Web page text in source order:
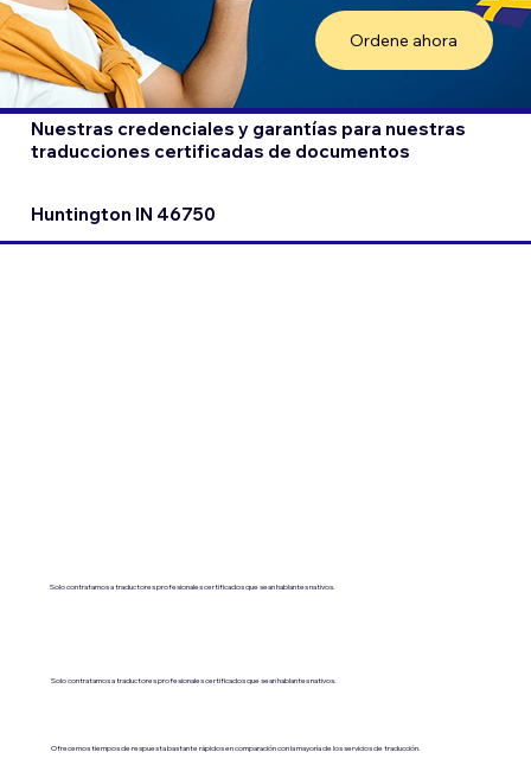
Ordene ahora
Nuestras credenciales y garantías para nuestras
traducciones certificadas de documentos
Huntington IN 46750
Solo contratamos a traductores profesionales certificados que sean hablantes nativos.
Solo contratamos a traductores profesionales certificados que sean hablantes nativos.
Ofrecemos tiempos de respuesta bastante rápidos en comparación con la mayoría de los servicios de traducción.